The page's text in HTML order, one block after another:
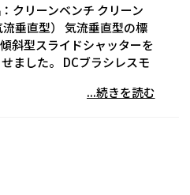
クリーンベンチ クリーン
垂直型） 気流垂直型の標
斜型スライドシャッターを
ました。 DCブラシレスモ
...続きを読む